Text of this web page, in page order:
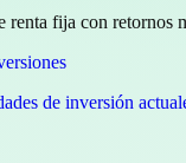
renta fija con retornos
de inversión